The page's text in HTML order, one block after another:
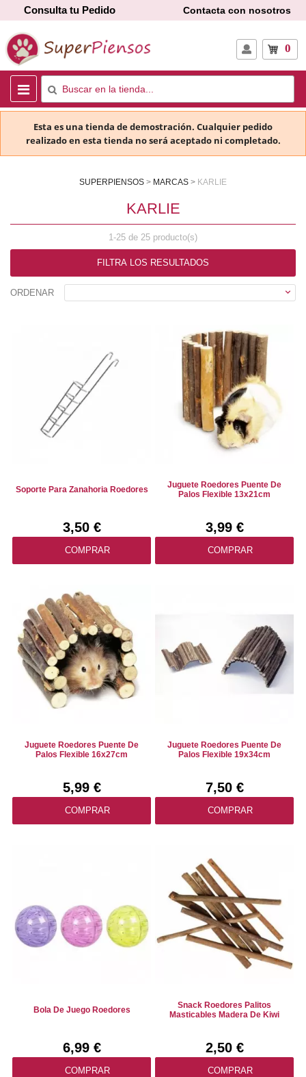
Consulta tu Pedido Contacta con nosotros
0
Esta es una tienda de demostración. Cualquier pedido
realizado en esta tienda no será aceptado ni completado.
SUPERPIENSOS MARCAS KARLIE
KARLIE
1-25 de 25 producto(s)
FILTRA LOS RESULTADOS
ORDENAR 
Soporte Para Zanahoria Roedores
3,50 €
COMPRAR
Juguete Roedores Puente De
Palos Flexible 13x21cm
3,99 €
COMPRAR
Juguete Roedores Puente De
Palos Flexible 16x27cm
5,99 €
COMPRAR
Juguete Roedores Puente De
Palos Flexible 19x34cm
7,50 €
COMPRAR
Bola De Juego Roedores
6,99 €
COMPRAR
Snack Roedores Palitos
Masticables Madera De Kiwi
2,50 €
COMPRAR